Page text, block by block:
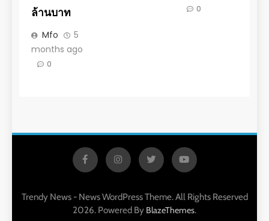
ล้านบาท
Mfo
5
months ago
0
0
Trendy News - News WordPress Theme. All Rights Reserved
2026. Powered By BlazeThemes.